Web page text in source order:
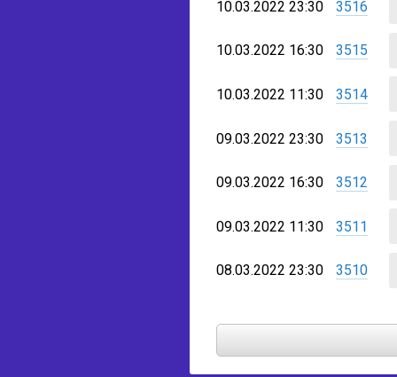
10.03.2022 23:30 3516
10.03.2022 16:30 3515
10.03.2022 11:30 3514
09.03.2022 23:30 3513
09.03.2022 16:30 3512
09.03.2022 11:30 3511
08.03.2022 23:30 3510